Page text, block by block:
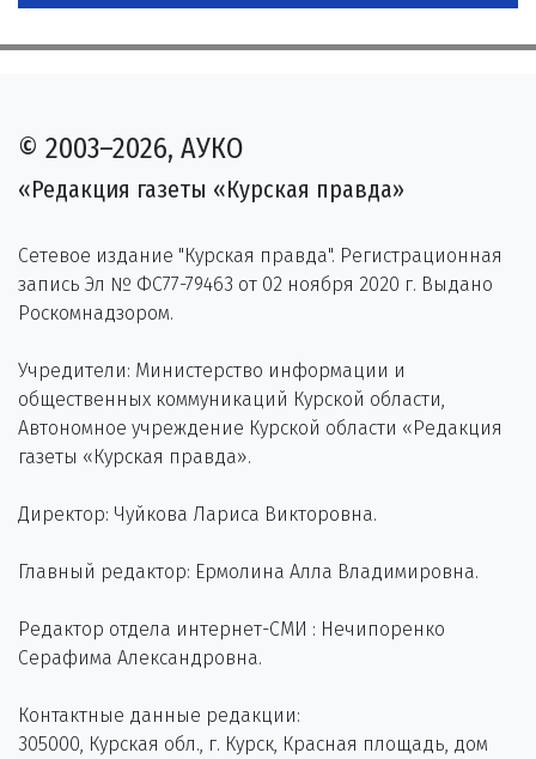
© 2003–2026, АУКО
«Редакция газеты «Курская правда»
Сетевое издание "Курская правда". Регистрационная
запись Эл № ФС77-79463 от 02 ноября 2020 г. Выдано
Роскомнадзором.
Учредители: Министерство информации и
общественных коммуникаций Курской области,
Автономное учреждение Курской области «Редакция
газеты «Курская правда».
Директор: Чуйкова Лариса Викторовна.
Главный редактор: Ермолина Алла Владимировна.
Редактор отдела интернет-СМИ : Нечипоренко
Серафима Александровна.
Контактные данные редакции:
305000, Курская обл., г. Курск, Красная площадь, дом